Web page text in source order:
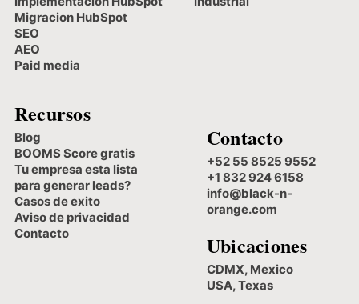
Migracion HubSpot
SEO
AEO
Paid media
Recursos
Blog
BOOMS Score gratis
Tu empresa esta lista
para generar leads?
Casos de exito
Aviso de privacidad
Contacto
Contacto
+52 55 8525 9552
+1 832 924 6158
info@black-n-
orange.com
Ubicaciones
CDMX, Mexico
USA, Texas